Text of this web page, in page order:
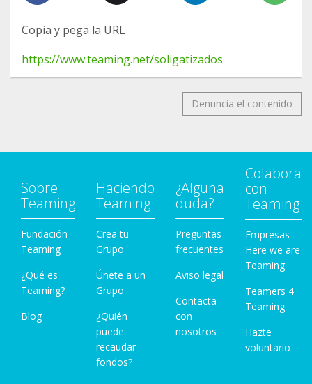
Copia y pega la URL
https://www.teaming.net/soligatizados
Denuncia el contenido
Sobre
Teaming
Fundación
Teaming
¿Qué es
Teaming?
Blog
Haciendo
Teaming
Crea tu
Grupo
Únete a un
Grupo
¿Quién
puede
recaudar
fondos?
¿Alguna
duda?
Preguntas
frecuentes
Aviso legal
Contacta
con
nosotros
Colabora
con
Teaming
Empresas
Here we are
Teaming
Teamers 4
Teaming
Hazte
voluntario